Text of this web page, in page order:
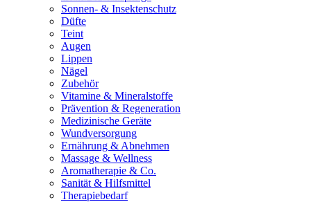
Sonnen- & Insektenschutz
Düfte
Teint
Augen
Lippen
Nägel
Zubehör
Vitamine & Mineralstoffe
Prävention & Regeneration
Medizinische Geräte
Wundversorgung
Ernährung & Abnehmen
Massage & Wellness
Aromatherapie & Co.
Sanität & Hilfsmittel
Therapiebedarf